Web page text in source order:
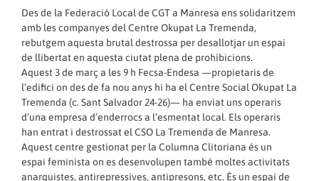
Des de la Federació Local de CGT a Manresa ens solidaritzem
amb les companyes del Centre Okupat La Tremenda,
rebutgem aquesta brutal destrossa per desallotjar un espai
de llibertat en aquesta ciutat plena de prohibicions.
Aquest 3 de març a les 9 h Fecsa-Endesa —propietaris de
l’edifici on des de fa nou anys hi ha el Centre Social Okupat La
Tremenda (c. Sant Salvador 24-26)— ha enviat uns operaris
d’una empresa d’enderrocs a l’esmentat local. Els operaris
han entrat i destrossat el CSO La Tremenda de Manresa.
Aquest centre gestionat per la Columna Clitoriana és un
espai feminista on es desenvolupen també moltes activitats
anarquistes, antirepressives, antipresons, etc. És un espai de